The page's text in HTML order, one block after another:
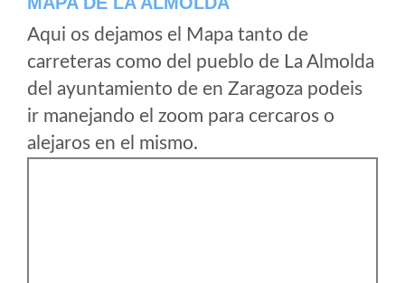
Aqui os dejamos el Mapa tanto de
carreteras como del pueblo de La Almolda
del ayuntamiento de en Zaragoza podeis
ir manejando el zoom para cercaros o
alejaros en el mismo.